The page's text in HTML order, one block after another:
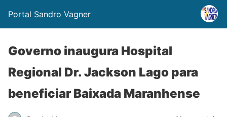
Portal Sandro Vagner
Governo inaugura Hospital
Regional Dr. Jackson Lago para
beneficiar Baixada Maranhense